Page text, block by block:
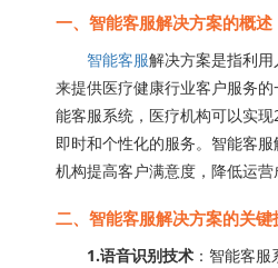
一、智能客服解决方案的概述
智能客服解决方案是指利
来提供医疗健康行业客户服务
能客服系统，医疗机构可以实
即时和个性化的服务。智能客
机构提高客户满意度，降低运营
二、智能客服解决方案的关键
1.语音识别技术 ：智能客